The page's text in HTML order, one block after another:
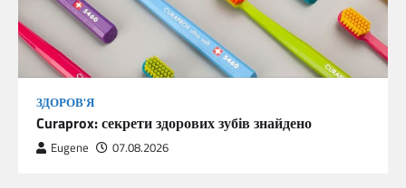
ЗДОРОВ'Я
Curaprox: секрети здорових зубів знайдено
Eugene 07.08.2026